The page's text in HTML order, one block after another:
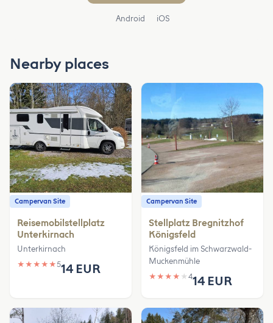
Android iOS
Nearby places
Campervan Site
Reisemobilstellplatz
Unterkirnach
Unterkirnach
★ ★ ★ ★ ★514 EUR
Campervan Site
Stellplatz Bregnitzhof
Königsfeld
Königsfeld im Schwarzwald-
Muckenmühle
★ ★ ★ ★ ★ 414 EUR